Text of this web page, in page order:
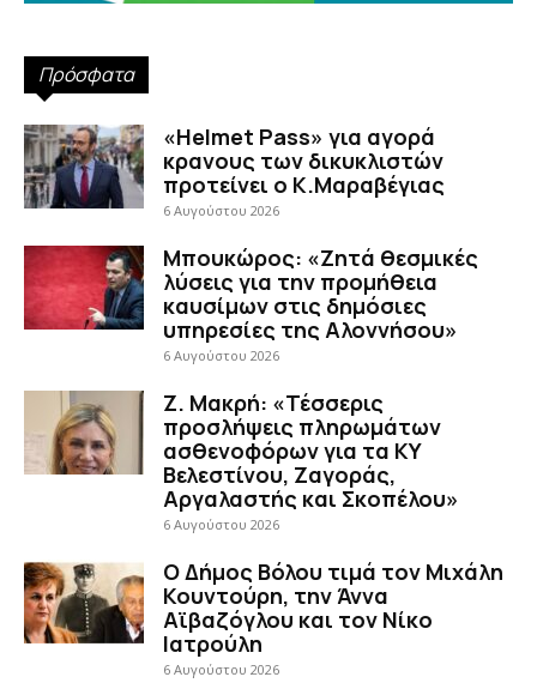
Πρόσφατα
«Helmet Pass» για αγορά
κρανους των δικυκλιστών
προτείνει ο Κ.Μαραβέγιας
6 Αυγούστου 2026
Μπουκώρος: «Ζητά θεσμικές
λύσεις για την προμήθεια
καυσίμων στις δημόσιες
υπηρεσίες της Αλοννήσου»
6 Αυγούστου 2026
Ζ. Μακρή: «Τέσσερις
προσλήψεις πληρωμάτων
ασθενοφόρων για τα ΚΥ
Βελεστίνου, Ζαγοράς,
Αργαλαστής και Σκοπέλου»
6 Αυγούστου 2026
Ο Δήμος Βόλου τιμά τον Μιχάλη
Κουντούρη, την Άννα
Αϊβαζόγλου και τον Νίκο
Ιατρούλη
6 Αυγούστου 2026